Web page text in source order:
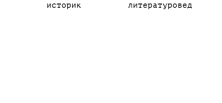
историк литературовед